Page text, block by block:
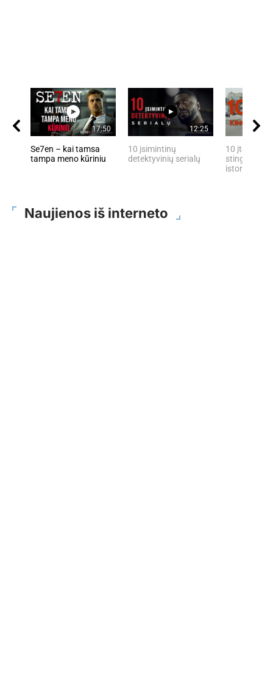
17:50
Se7en – kai tamsa
tampa meno kūriniu
12:25
10 įsimintinų
detektyvinių serialų
10 įtemptų,
stingdančių
istorijų
Naujienos iš interneto